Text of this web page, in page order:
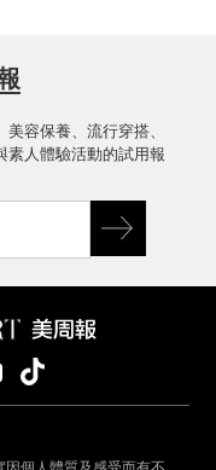
容保養、流行穿搭、
素人體驗活動的試用報